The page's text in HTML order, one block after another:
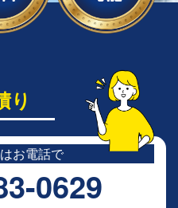
り
お電話で
0629